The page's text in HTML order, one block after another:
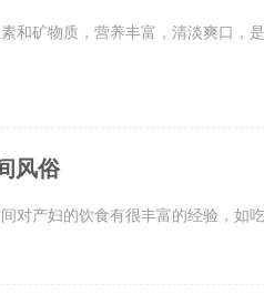
和矿物质，营养丰富，清淡爽口，
风俗
对产妇的饮食有很丰富的经验，如